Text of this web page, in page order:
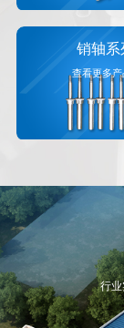
销轴系
查看更多产
行